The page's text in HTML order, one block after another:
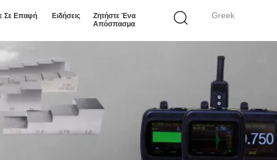
Greek
Σε Επαφή
Ειδήσεις
Ζητήστε Ένα
Απόσπασμα